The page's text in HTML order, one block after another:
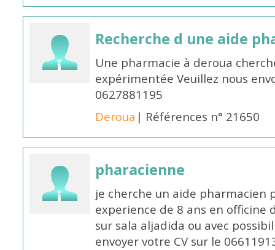
Recherche d une aide
Une pharmacie à deroua
expérimentée Veuillez nous
0627881195
Deroua | Références n° 21650
pharacienne
je cherche un aide pharmacien
experience de 8 ans en
sur sala aljadida ou avec
envoyer votre CV sur le